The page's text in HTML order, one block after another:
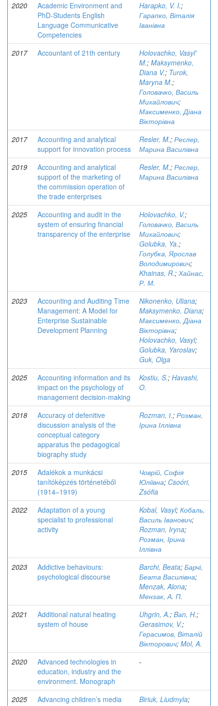
2020
Academic Environment and
PhD-Students English
Language Communicative
Competencies
Harapko, V. I.;
Гарапко, Віталія
Іванівна
2017 Accountant of 21th century
Holovachko, Vasyl'
M.; Maksymenko,
Diana V.; Turok,
Maryna M.;
Головачко, Василь
Михайлович;
Максименко, Діана
Вікторівна
2017
Accounting and analytical
support for innovation process
Resler, M.; Реслер,
Марина Василівна
2019
Accounting and analytical
support of the marketing of
the commission operation of
the trade enterprises
Resler, M.; Реслер,
Марина Василівна
2025
Accounting and audit in the
system of ensuring financial
transparency of the enterprise
Holovachko, V.;
Головачко, Василь
Михайлович;
Golubka, Ya.;
Голубка, Ярослав
Володимирович;
Khainas, R.; Хайнас,
Р. М.
2023
Accounting and Auditing Time
Management: A Model for
Enterprise Sustainable
Development Planning
Nikonenko, Uliana;
Maksymenko, Diana;
Максименко, Діана
Вікторівна;
Holovachko, Vasyl;
Golubka, Yaroslav;
Guk, Olga
2025
Accounting information and its
impact on the psychology of
management decision-making
Kostiu, S.; Havashi,
O.
2018
Accuracy of defenitive
discussion analysis of the
conceptual category
apparatus the pedagogical
biography study
Rozman, І.; Розман,
Ірина Іллівна
2015
Adalékok a munkácsi
tanítóképzés történetéből
(1914–1919)
Човрій, Софія
Юліївна; Csoóri,
Zsófia
2022
Adaptation of a young
specialist to professional
activity
Kobal, Vasyl; Кобаль,
Василь Іванович;
Rozman, Iryna;
Розман, Ірина
Іллівна
2023
Addictive behaviours:
psychological discourse
Barchi, Beata; Барчі,
Беата Василівна;
Menzak, Alona;
Мензак, А. П.
2021
Additional natural heating
system of house
Uhgrin, A.; Bаn, H.;
Gerasimov, V.;
Герасимов, Віталій
Вікторович; Mol, A.
2020
Advanced technologies in
education, industry and the
environment. Monograph
-
2025
Advancing children’s media
Biriuk, Liudmyla;